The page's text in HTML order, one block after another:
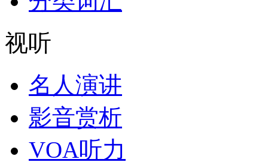
视听
名人演讲
影音赏析
VOA听力